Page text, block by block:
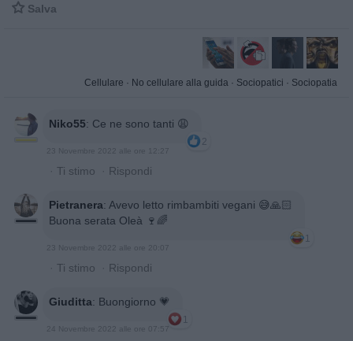
 Salva
Cellulare · No cellulare alla guida · Sociopatici · Sociopatia
Niko55: Ce ne sono tanti 😩
2
23 Novembre 2022 alle ore 12:27
· Ti stimo · Rispondi
Pietranera: Avevo letto rimbambiti vegani 😅🙏🏻
Buona serata Oleà 🍷🌈
1
23 Novembre 2022 alle ore 20:07
· Ti stimo · Rispondi
Giuditta: Buongiorno 💗
1
24 Novembre 2022 alle ore 07:57